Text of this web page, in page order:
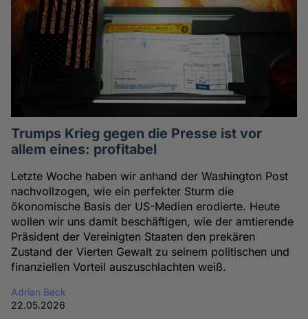
Trumps Krieg gegen die Presse ist vor
allem eines: profitabel
Letzte Woche haben wir anhand der Washington Post
nachvollzogen, wie ein perfekter Sturm die
ökonomische Basis der US-Medien erodierte. Heute
wollen wir uns damit beschäftigen, wie der amtierende
Präsident der Vereinigten Staaten den prekären
Zustand der Vierten Gewalt zu seinem politischen und
finanziellen Vorteil auszuschlachten weiß.
Adrian Beck
22.05.2026